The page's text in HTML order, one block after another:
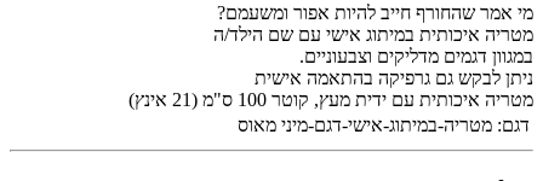
מי אמר שהחורף חייב להיות אפור ומשעמם?
מטריה איכותית במיתוג אישי עם שם הילד/ה
במגוון דגמים מדליקים וצבעוניים.
ניתן לבקש גם גרפיקה בהתאמה אישית
מטריה איכותית עם ידית מעץ, קוטר 100 ס"מ (21 אינץ)
דגם: מטריה-במיתוג-אישי-דגם-מיני מאוס